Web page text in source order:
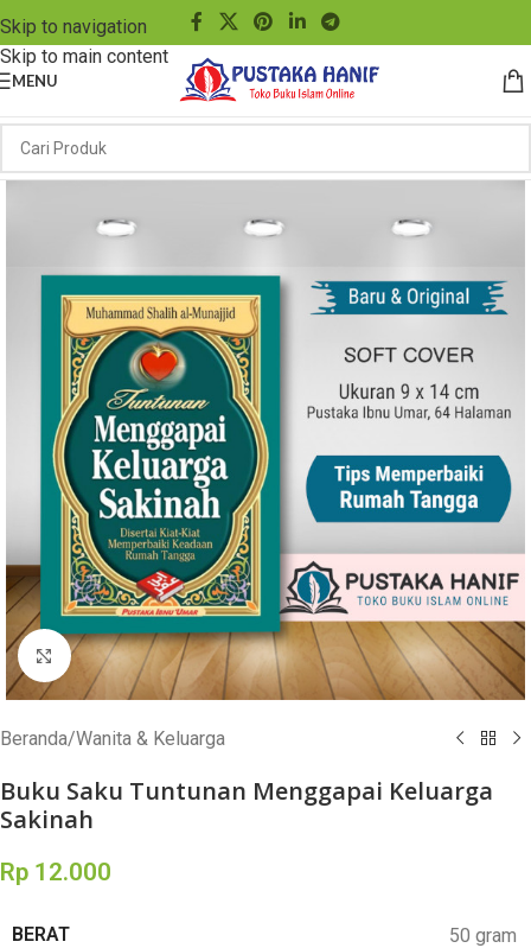
Skip to navigation
Skip to main content
MENU
Click to enlarge
Beranda/Wanita & Keluarga
Buku Saku Tuntunan Menggapai Keluarga
Sakinah
Rp 12.000
BERAT 50 gram